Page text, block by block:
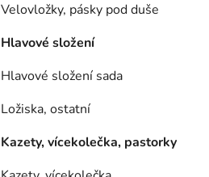
Velovložky, pásky pod duše
Hlavové složení
Hlavové složení sada
Ložiska, ostatní
Kazety, vícekolečka, pastorky